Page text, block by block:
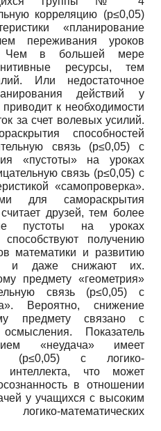
корреляцию (p≤0,05)
«планирование
переживания уроков
Чем в большей мере
ресурсы, тем
Или недостаточное
действий у
к необходимости
за счет волевых усилий.
способностей
связь (p≤0,05) с
«пустоты» на уроках
связь (p≤0,05) с
«самопроверка».
для самораскрытия
друзей, тем более
пустоты на уроках
получению
математики и развитию
и даже снижают их.
предмету «геометрия»
связь (p≤0,05) с
Вероятно, снижение
предмету связано с
Показатель
«неудача» имеет
(p≤0,05) с логико-
интеллекта, что может
в отношении
у учащихся с высоким
математических